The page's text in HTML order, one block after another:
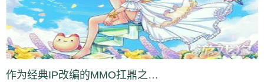
作为经典IP改编的MMO扛鼎之作，1.80火龙传奇凭借硬核PK玩法与自由交易系统